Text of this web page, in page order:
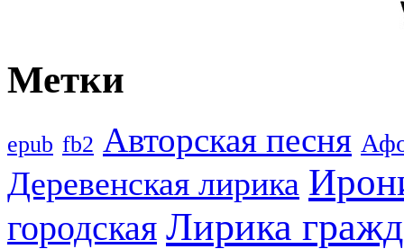
Метки
epub fb2 Авторская песня
Деревенская лирика
городская Лирика